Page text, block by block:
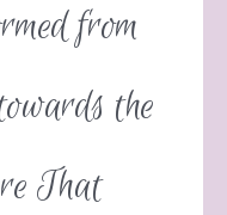
from
the
That